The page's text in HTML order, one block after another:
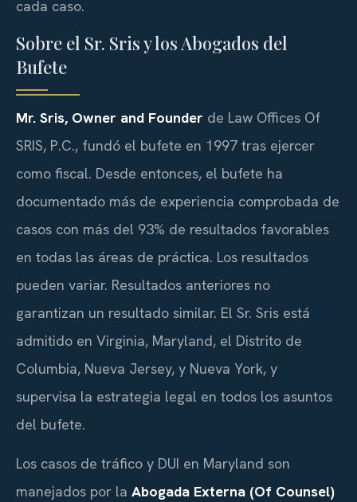
cada caso.
Sobre el Sr. Sris y los Abogados del
Bufete
Mr. Sris, Owner and Founder de Law Offices Of
SRIS, P.C., fundó el bufete en 1997 tras ejercer
como fiscal. Desde entonces, el bufete ha
documentado más de experiencia comprobada de
casos con más del 93% de resultados favorables
en todas las áreas de práctica. Los resultados
pueden variar. Resultados anteriores no
garantizan un resultado similar. El Sr. Sris está
admitido en Virginia, Maryland, el Distrito de
Columbia, Nueva Jersey, y Nueva York, y
supervisa la estrategia legal en todos los asuntos
del bufete.
Los casos de tráfico y DUI en Maryland son
manejados por la Abogada Externa (Of Counsel)